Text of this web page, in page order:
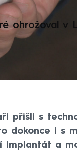
ohrožoval v
přišli s
dokonce i s
implantát a